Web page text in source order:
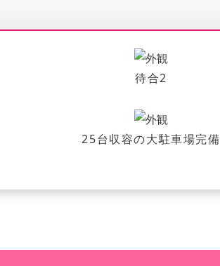
待合2
25台収容の大駐車場完備